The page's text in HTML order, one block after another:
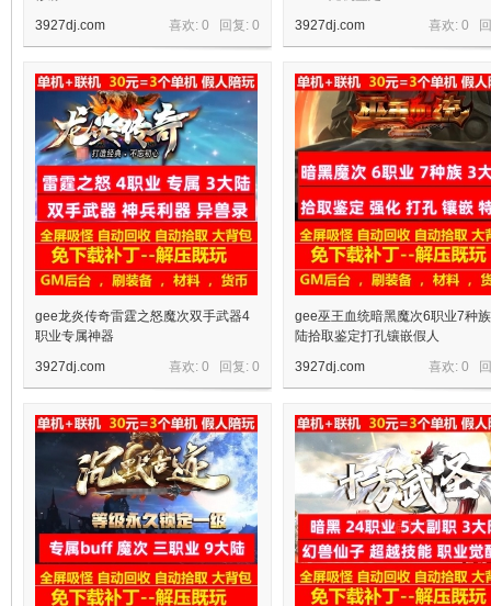
喜欢: 0 回复: 0
3927dj.com
喜欢: 0
3927dj.com
gee龙炎传奇雷霆之怒魔次双手武器4
职业专属神器
喜欢: 0 回复: 0
3927dj.com
gee巫王血统暗黑魔次6职业7种
陆拾取鉴定打孔镶嵌假人
喜欢: 0
3927dj.com